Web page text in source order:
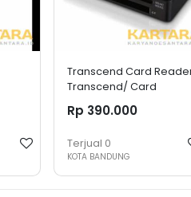
Transcend Card
Transcend/ Card
Hitam
Rp 390.000
Terjual 0
KOTA BANDUNG